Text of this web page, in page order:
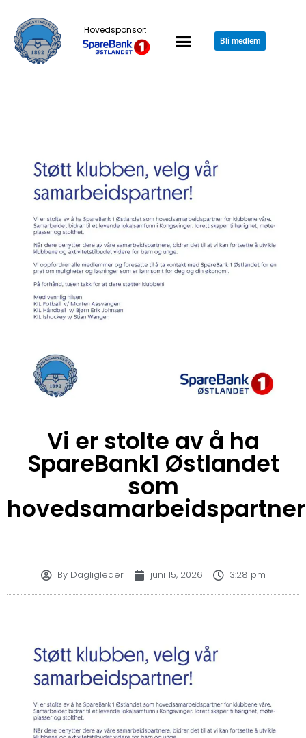
Hovedsponsor:
Bli medlem
Vi er stolte av å ha
SpareBank1 Østlandet
som
hovedsamarbeidspartner
ByDagligleder juni 15, 2026 3:28 pm